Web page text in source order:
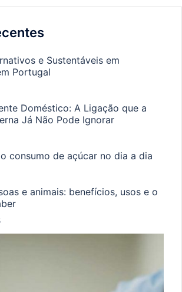
e Sustentáveis em
Portugal
Doméstico: A Ligação que a
Já Não Pode Ignorar
consumo de açúcar no dia a dia
e animais: benefícios, usos e o